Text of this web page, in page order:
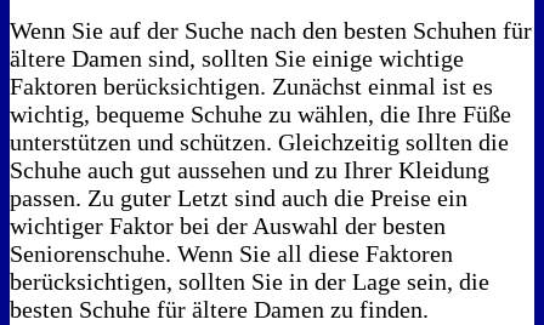
Wenn Sie auf der Suche nach den besten Schuhen für
ältere Damen sind, sollten Sie einige wichtige
Faktoren berücksichtigen. Zunächst einmal ist es
wichtig, bequeme Schuhe zu wählen, die Ihre Füße
unterstützen und schützen. Gleichzeitig sollten die
Schuhe auch gut aussehen und zu Ihrer Kleidung
passen. Zu guter Letzt sind auch die Preise ein
wichtiger Faktor bei der Auswahl der besten
Seniorenschuhe. Wenn Sie all diese Faktoren
berücksichtigen, sollten Sie in der Lage sein, die
besten Schuhe für ältere Damen zu finden.